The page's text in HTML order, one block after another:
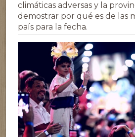
climáticas adversas y la
demostrar por qué es de las
país para la fecha.